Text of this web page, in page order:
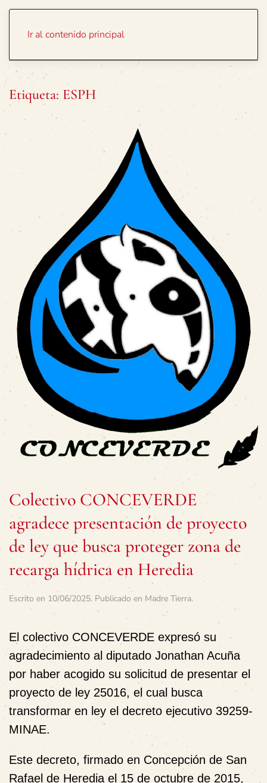
Ir al contenido principal
Etiqueta: ESPH
Colectivo CONCEVERDE
agradece presentación de proyecto
de ley que busca proteger zona de
recarga hídrica en Heredia
Escrito en 10/06/2025. Publicado en Madre Tierra.
El colectivo CONCEVERDE expresó su
agradecimiento al diputado Jonathan Acuña
por haber acogido su solicitud de presentar el
proyecto de ley 25016, el cual busca
transformar en ley el decreto ejecutivo 39259-
MINAE.
Este decreto, firmado en Concepción de San
Rafael de Heredia el 15 de octubre de 2015,